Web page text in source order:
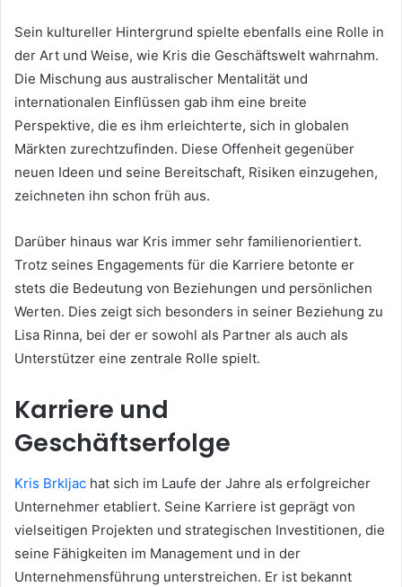
Sein kultureller Hintergrund spielte ebenfalls eine Rolle in
der Art und Weise, wie Kris die Geschäftswelt wahrnahm.
Die Mischung aus australischer Mentalität und
internationalen Einflüssen gab ihm eine breite
Perspektive, die es ihm erleichterte, sich in globalen
Märkten zurechtzufinden. Diese Offenheit gegenüber
neuen Ideen und seine Bereitschaft, Risiken einzugehen,
zeichneten ihn schon früh aus.
Darüber hinaus war Kris immer sehr familienorientiert.
Trotz seines Engagements für die Karriere betonte er
stets die Bedeutung von Beziehungen und persönlichen
Werten. Dies zeigt sich besonders in seiner Beziehung zu
Lisa Rinna, bei der er sowohl als Partner als auch als
Unterstützer eine zentrale Rolle spielt.
Karriere und
Geschäftserfolge
Kris Brkljac hat sich im Laufe der Jahre als erfolgreicher
Unternehmer etabliert. Seine Karriere ist geprägt von
vielseitigen Projekten und strategischen Investitionen, die
seine Fähigkeiten im Management und in der
Unternehmensführung unterstreichen. Er ist bekannt